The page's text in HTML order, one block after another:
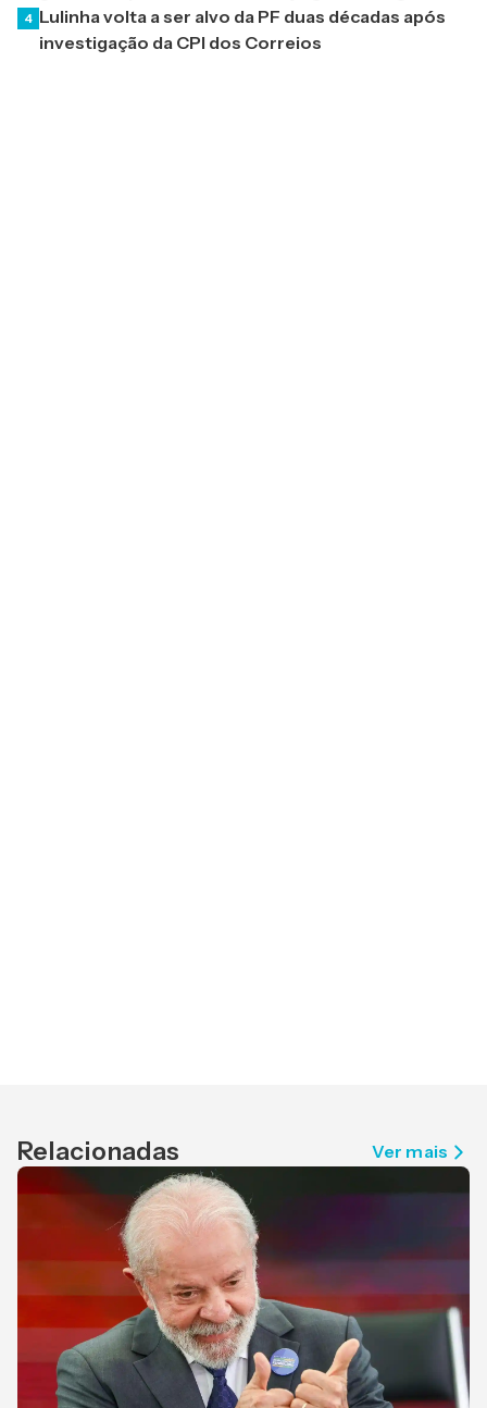
4 Lulinha volta a ser alvo da PF duas décadas após
investigação da CPI dos Correios
Relacionadas Ver mais